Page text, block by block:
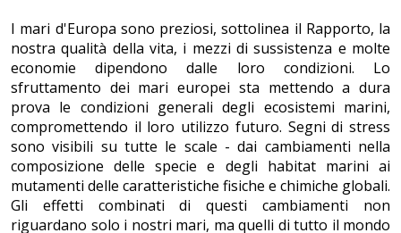
I mari d'Europa sono preziosi, sottolinea il Rapporto, la
nostra qualità della vita, i mezzi di sussistenza e molte
economie dipendono dalle loro condizioni. Lo
sfruttamento dei mari europei sta mettendo a dura
prova le condizioni generali degli ecosistemi marini,
compromettendo il loro utilizzo futuro. Segni di stress
sono visibili su tutte le scale - dai cambiamenti nella
composizione delle specie e degli habitat marini ai
mutamenti delle caratteristiche fisiche e chimiche globali.
Gli effetti combinati di questi cambiamenti non
riguardano solo i nostri mari, ma quelli di tutto il mondo